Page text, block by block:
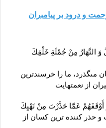
و درود بر پیامبران
وَ النَّهَارُ مِنْ جُمْلَةِ خَلْقِكَ
مى‏گذرد، ما را خرسندترين
از نعمتهايت‏
عَمَّا حَذَّرْتَ مِنْ نَهْيِكَ‏
و حذر كننده ‏ترين كسان از